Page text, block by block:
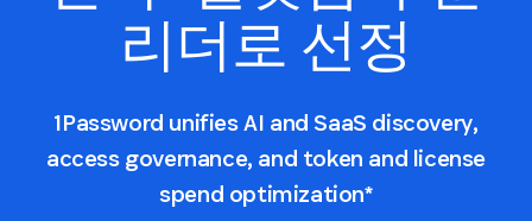
리더로 선정
1Password unifies AI and SaaS discovery,
access governance, and token and license
spend optimization*